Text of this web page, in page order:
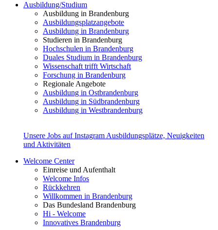
Ausbildung/Studium
Ausbildung in Brandenburg
Ausbildungsplatzangebote
Ausbildung in Brandenburg
Studieren in Brandenburg
Hochschulen in Brandenburg
Duales Studium in Brandenburg
Wissenschaft trifft Wirtschaft
Forschung in Brandenburg
Regionale Angebote
Ausbildung in Ostbrandenburg
Ausbildung in Südbrandenburg
Ausbildung in Westbrandenburg
Unsere Jobs auf Instagram Ausbildungsplätze, Neuigkeiten
und Aktivitäten
Welcome Center
Einreise und Aufenthalt
Welcome Infos
Rückkehren
Willkommen in Brandenburg
Das Bundesland Brandenburg
Hi - Welcome
Innovatives Brandenburg